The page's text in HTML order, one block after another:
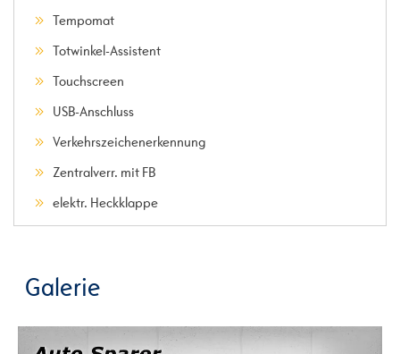
Tempomat
Totwinkel-Assistent
Touchscreen
USB-Anschluss
Verkehrszeichenerkennung
Zentralverr. mit FB
elektr. Heckklappe
Galerie